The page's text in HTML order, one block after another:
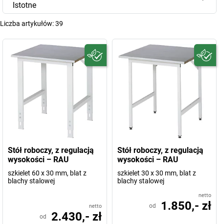
Istotne
Liczba artykułów:39
Stół roboczy, z regulacją
wysokości – RAU
szkielet 60 x 30 mm, blat z
blachy stalowej
netto
od 2.430,- zł
Stół roboczy, z regulacją
wysokości – RAU
szkielet 30 x 30 mm, blat z
blachy stalowej
netto
od 1.850,- zł